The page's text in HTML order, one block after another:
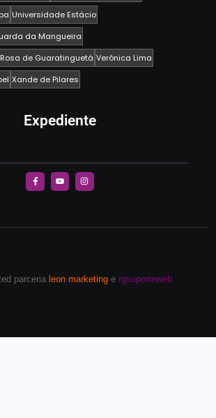
Universidade Estácio
da Mangueira
de Guaratinguetá Verônica Lima
Xande de Pilares
Expediente
parceria leon marketing e rgsuporteweb